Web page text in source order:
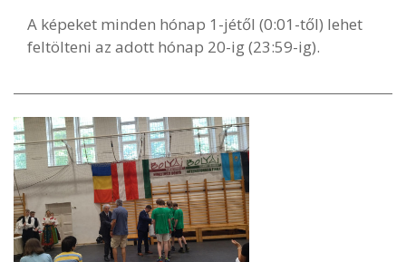
A képeket minden hónap 1-jétől (0:01-től) lehet
feltölteni az adott hónap 20-ig (23:59-ig).